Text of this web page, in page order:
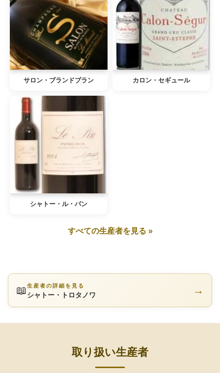
サロン・ブランドブラン カロン・セギュール
シャトー・ル・パン
すべての生産者を見る »
📖生産者の詳細を見る
シャトー・トロタノワ →
取り扱い生産者